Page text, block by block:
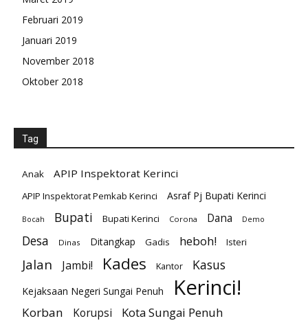
Februari 2019
Januari 2019
November 2018
Oktober 2018
Tag
Anak APIP Inspektorat Kerinci
APIP Inspektorat Pemkab Kerinci Asraf Pj Bupati Kerinci
Bocah Bupati Bupati Kerinci Corona Dana Demo
Desa Dinas Ditangkap Gadis heboh! Isteri
Jalan Jambi! Kades Kantor Kasus
Kejaksaan Negeri Sungai Penuh Kerinci!
Korban Korupsi Kota Sungai Penuh